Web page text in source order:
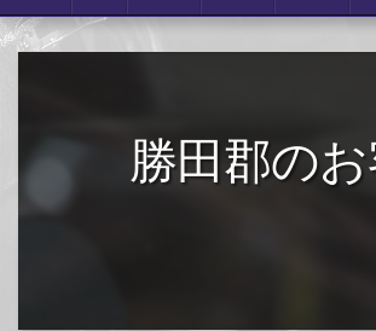
フロントガラス飛
勝田郡の